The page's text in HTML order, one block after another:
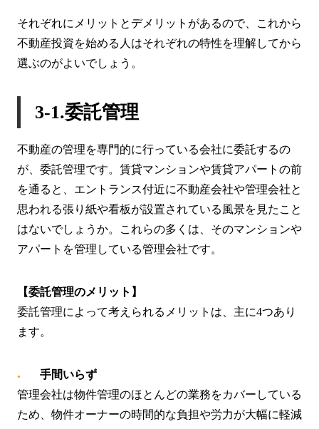
それぞれにメリットとデメリットがあるので、これから
不動産投資を始める人はそれぞれの特性を理解してから
選ぶのがよいでしょう。
3-1.委託管理
不動産の管理を専門的に行っている会社に委託するの
が、委託管理です。賃貸マンションや賃貸アパートの前
を通ると、エントランス付近に不動産会社や管理会社と
思われる張り紙や看板が設置されている風景を見たこと
はないでしょうか。これらの多くは、そのマンションや
アパートを管理している管理会社です。
【委託管理のメリット】
委託管理によって考えられるメリットは、主に4つあり
ます。
手間いらず
管理会社は物件管理のほとんどの業務をカバーしている
ため、物件オーナーの時間的な負担や労力が大幅に軽減